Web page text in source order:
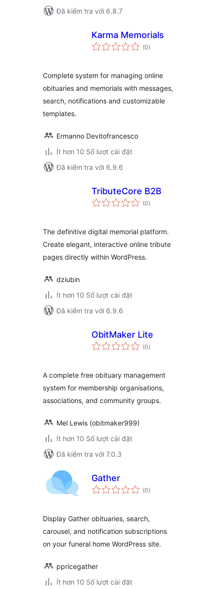
Đã kiểm tra với 6.8.7
Karma Memorials
(0tổng
đánh
)
Complete system for managing online
obituaries and memorials with messages,
search, notifications and customizable
templates.
Ermanno Devitofrancesco
Ít hơn 10 Số lượt cài đặt
Đã kiểm tra với 6.9.6
TributeCore B2B
(0tổng
đánh
)
The definitive digital memorial platform.
Create elegant, interactive online tribute
pages directly within WordPress.
dziubin
Ít hơn 10 Số lượt cài đặt
Đã kiểm tra với 6.9.6
ObitMaker Lite
(0tổng
đánh
)
A complete free obituary management
system for membership organisations,
associations, and community groups.
Mel Lewis (obitmaker999)
Ít hơn 10 Số lượt cài đặt
Đã kiểm tra với 7.0.3
Gather
(0tổng
đánh
)
Display Gather obituaries, search,
carousel, and notification subscriptions
on your funeral home WordPress site.
ppricegather
Ít hơn 10 Số lượt cài đặt